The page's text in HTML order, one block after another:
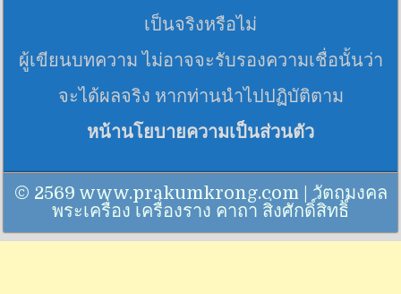
เป็นจริงหรือไม่
ผู้เขียนบทความ ไม่อาจจะรับรองความเชื่อนั้นว่า
จะได้ผลจริง หากท่านนำไปปฏิบัติตาม
หน้านโยบายความเป็นส่วนตัว
© 2569 www.prakumkrong.com | วัตถุมงคล
พระเครื่อง เครื่องราง คาถา สิ่งศักดิ์สิทธิ์